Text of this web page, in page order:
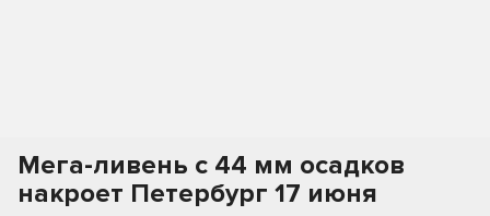
Мега-ливень с 44 мм осадков
накроет Петербург 17 июня